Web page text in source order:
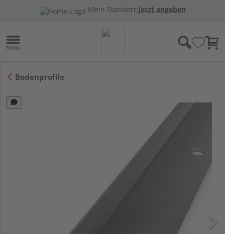
Mein Standort:Jetzt angeben
Bodenprofile